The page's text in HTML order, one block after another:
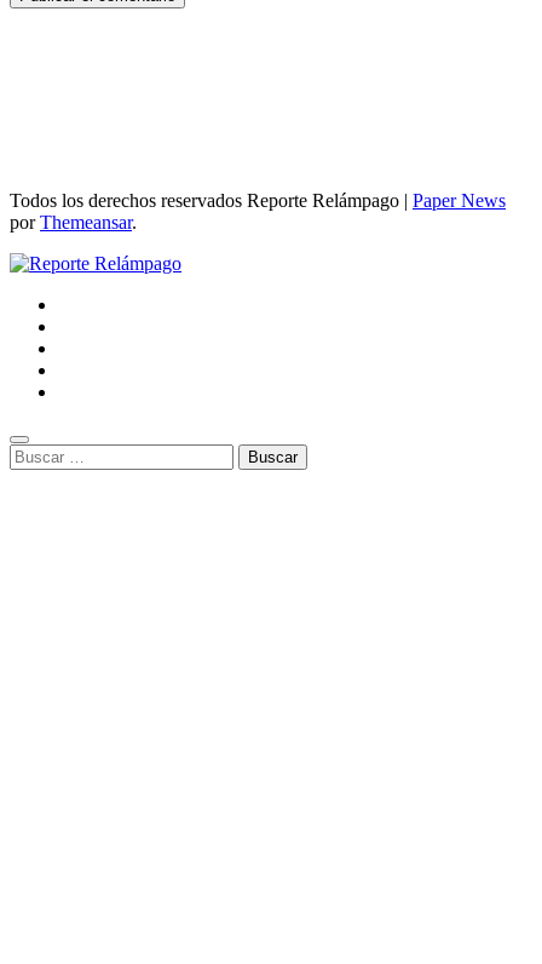
Todos los derechos reservados Reporte Relámpago | Paper News
porThemeansar.
Buscar: